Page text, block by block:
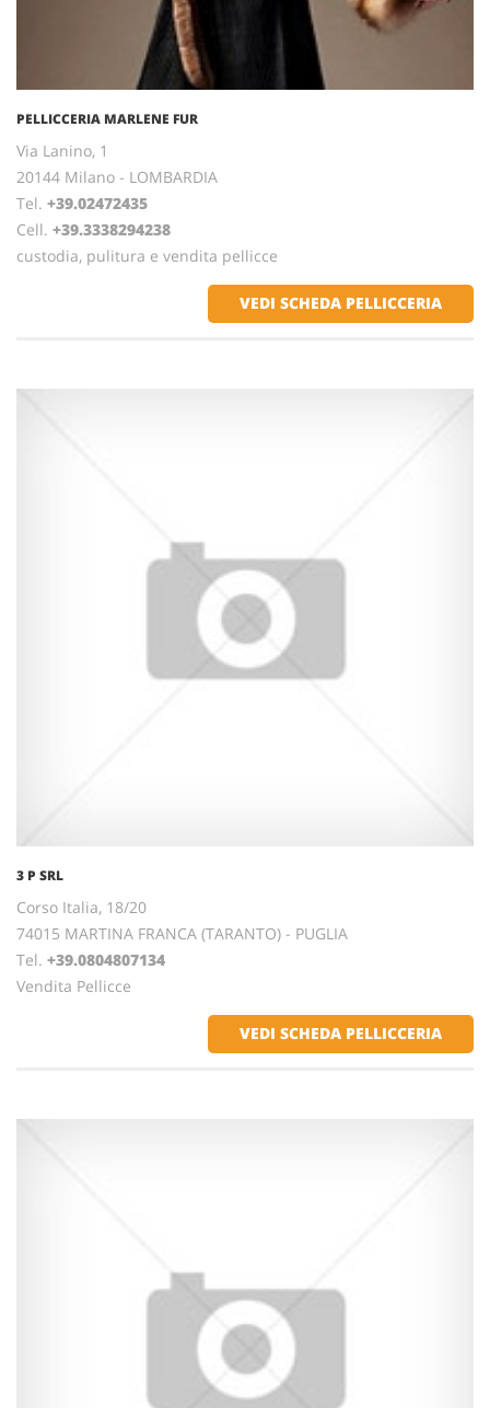
PELLICCERIA MARLENE FUR
Via Lanino, 1
20144 Milano - LOMBARDIA
Tel. +39.02472435
Cell. +39.3338294238
custodia, pulitura e vendita pellicce
VEDI SCHEDA PELLICCERIA
3 P SRL
Corso Italia, 18/20
74015 MARTINA FRANCA (TARANTO) - PUGLIA
Tel. +39.0804807134
Vendita Pellicce
VEDI SCHEDA PELLICCERIA